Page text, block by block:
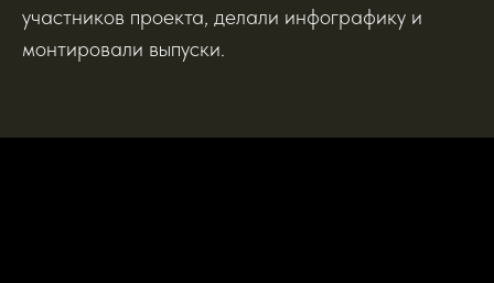
участников проекта, делали инфографику и
монтировали выпуски.